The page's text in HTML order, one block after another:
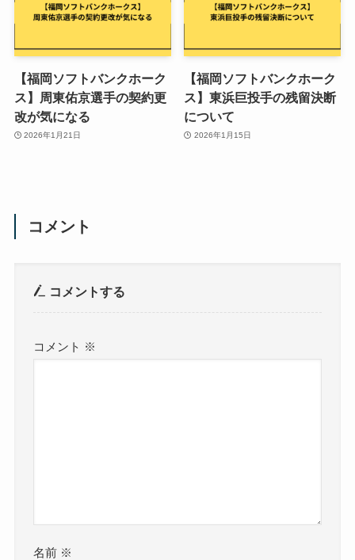
【福岡ソフトバンクホーク
ス】周東佑京選手の契約更
改が気になる
2026年1月21日
【福岡ソフトバンクホーク
ス】東浜巨投手の残留決断
について
2026年1月15日
コメント
コメントする
コメント ※
名前 ※